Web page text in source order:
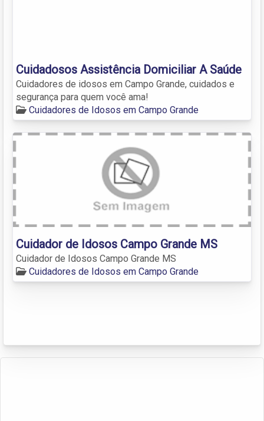
Cuidadosos Assistência Domiciliar A Saúde
Cuidadores de idosos em Campo Grande, cuidados e
segurança para quem você ama!
Cuidadores de Idosos em Campo Grande
Cuidador de Idosos Campo Grande MS
Cuidador de Idosos Campo Grande MS
Cuidadores de Idosos em Campo Grande